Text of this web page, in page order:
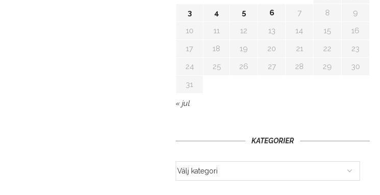
3
4 5 6 7 8
9
10
11 12 13 14 15
16
17
18 19 20 21 22
23
24
25 26 27 28 29
30
31
« jul
KATEGORIER